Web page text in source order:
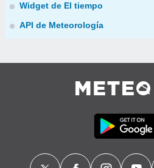
Widget de El tiempo
API de Meteorología